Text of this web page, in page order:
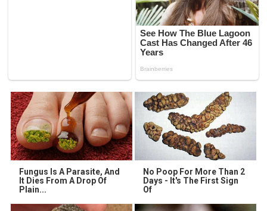
Fungus Is A Parasite, And
It Dies From A Drop Of
Plain...
No Poop For More Than 2
Days - It's The First Sign
Of